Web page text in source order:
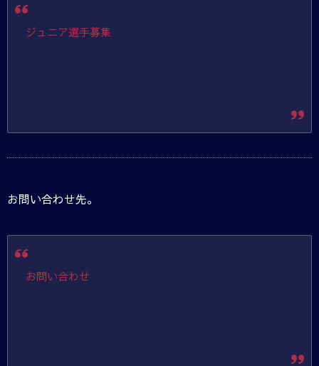
ジュニア選手募集
お問い合わせ先。
お問い合わせ